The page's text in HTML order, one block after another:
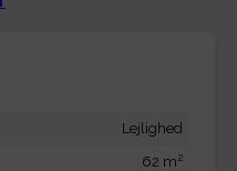
Lejlighed
62 m2